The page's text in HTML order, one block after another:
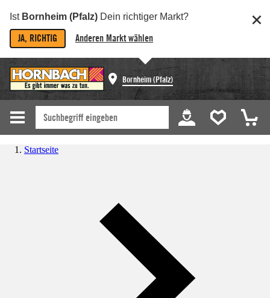
Ist Bornheim (Pfalz) Dein richtiger Markt?
JA, RICHTIG Anderen Markt wählen
Bornheim (Pfalz)
Startseite